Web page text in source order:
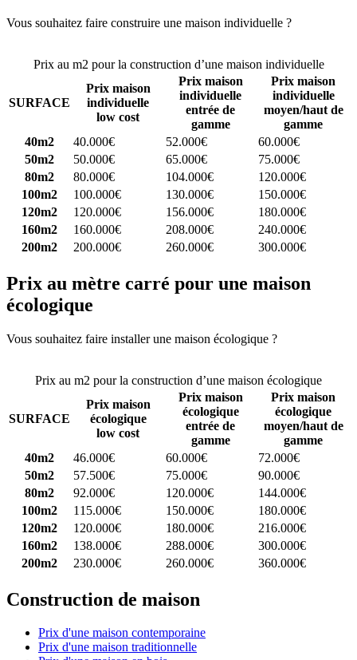
Vous souhaitez faire construire une maison individuelle ?
Prix au m2 pour la construction d’une maison individuelle
SURFACE
Prix maison
individuelle
low cost
Prix maison
individuelle
entrée de
gamme
Prix maison
individuelle
moyen/haut de
gamme
40m2
40.000€ 52.000€
60.000€
50m2
50.000€ 65.000€
75.000€
80m2
80.000€ 104.000€
120.000€
100m2
100.000€ 130.000€
150.000€
120m2
120.000€ 156.000€
180.000€
160m2
160.000€ 208.000€
240.000€
200m2
200.000€ 260.000€ 300.000€
Prix au mètre carré pour une maison
écologique
Vous souhaitez faire installer une maison écologique ?
Prix au m2 pour la construction d’une maison écologique
SURFACE
Prix maison
écologique
low cost
Prix maison
écologique
entrée de
gamme
Prix maison
écologique
moyen/haut de
gamme
40m2
46.000€ 60.000€
72.000€
50m2
57.500€ 75.000€
90.000€
80m2
92.000€ 120.000€
144.000€
100m2
115.000€ 150.000€
180.000€
120m2
120.000€ 180.000€
216.000€
160m2
138.000€ 288.000€
300.000€
200m2
230.000€ 260.000€ 360.000€
Construction de maison
Prix d'une maison contemporaine
Prix d'une maison traditionnelle